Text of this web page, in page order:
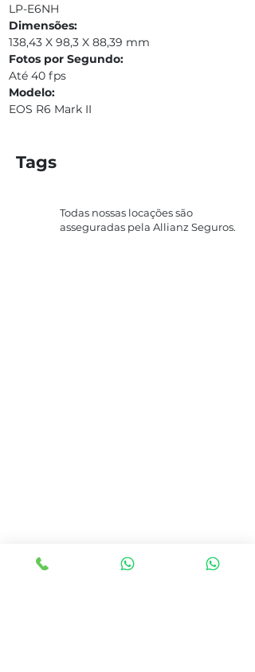
LP-E6NH
Dimensões:
138,43 X 98,3 X 88,39 mm
Fotos por Segundo:
Até 40 fps
Modelo:
EOS R6 Mark II
Tags
Todas nossas locações são
asseguradas pela Allianz Seguros.